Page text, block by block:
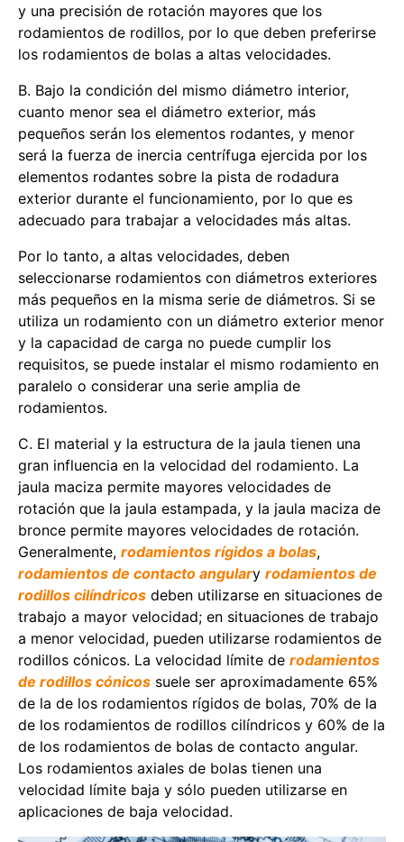
y una precisión de rotación mayores que los
rodamientos de rodillos, por lo que deben preferirse
los rodamientos de bolas a altas velocidades.
B. Bajo la condición del mismo diámetro interior,
cuanto menor sea el diámetro exterior, más
pequeños serán los elementos rodantes, y menor
será la fuerza de inercia centrífuga ejercida por los
elementos rodantes sobre la pista de rodadura
exterior durante el funcionamiento, por lo que es
adecuado para trabajar a velocidades más altas.
Por lo tanto, a altas velocidades, deben
seleccionarse rodamientos con diámetros exteriores
más pequeños en la misma serie de diámetros. Si se
utiliza un rodamiento con un diámetro exterior menor
y la capacidad de carga no puede cumplir los
requisitos, se puede instalar el mismo rodamiento en
paralelo o considerar una serie amplia de
rodamientos.
C. El material y la estructura de la jaula tienen una
gran influencia en la velocidad del rodamiento. La
jaula maciza permite mayores velocidades de
rotación que la jaula estampada, y la jaula maciza de
bronce permite mayores velocidades de rotación.
Generalmente, rodamientos rígidos a bolas,
rodamientos de contacto angulary rodamientos de
rodillos cilíndricos deben utilizarse en situaciones de
trabajo a mayor velocidad; en situaciones de trabajo
a menor velocidad, pueden utilizarse rodamientos de
rodillos cónicos. La velocidad límite de rodamientos
de rodillos cónicos suele ser aproximadamente 65%
de la de los rodamientos rígidos de bolas, 70% de la
de los rodamientos de rodillos cilíndricos y 60% de la
de los rodamientos de bolas de contacto angular.
Los rodamientos axiales de bolas tienen una
velocidad límite baja y sólo pueden utilizarse en
aplicaciones de baja velocidad.